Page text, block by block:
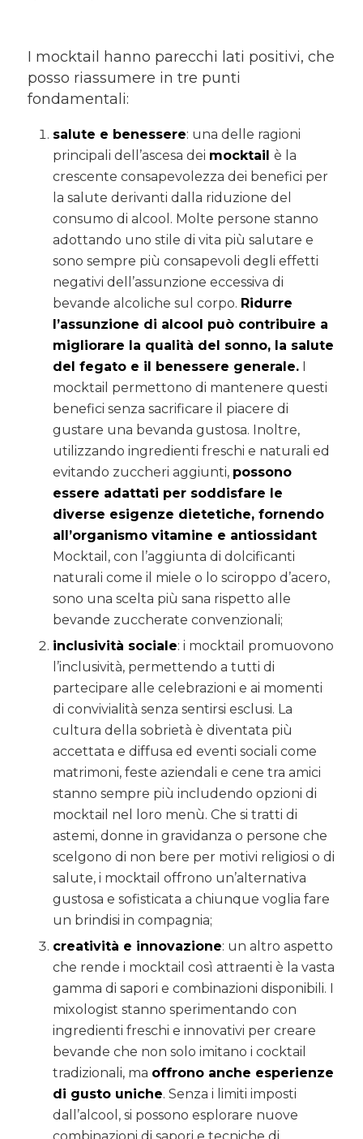
I mocktail hanno parecchi lati positivi, che
posso riassumere in tre punti
fondamentali:
salute e benessere: una delle ragioni
principali dell’ascesa dei mocktail è la
crescente consapevolezza dei benefici per
la salute derivanti dalla riduzione del
consumo di alcool. Molte persone stanno
adottando uno stile di vita più salutare e
sono sempre più consapevoli degli effetti
negativi dell’assunzione eccessiva di
bevande alcoliche sul corpo. Ridurre
l’assunzione di alcool può contribuire a
migliorare la qualità del sonno, la salute
del fegato e il benessere generale.I
mocktail permettono di mantenere questi
benefici senza sacrificare il piacere di
gustare una bevanda gustosa. Inoltre,
utilizzando ingredienti freschi e naturali ed
evitando zuccheri aggiunti, possono
essere adattati per soddisfare le
diverse esigenze dietetiche, fornendo
all’organismo vitamine e antiossidant
Mocktail, con l’aggiunta di dolcificanti
naturali come il miele o lo sciroppo d’acero,
sono una scelta più sana rispetto alle
bevande zuccherate convenzionali;
inclusività sociale: i mocktail promuovono
l’inclusività, permettendo a tutti di
partecipare alle celebrazioni e ai momenti
di convivialità senza sentirsi esclusi. La
cultura della sobrietà è diventata più
accettata e diffusa ed eventi sociali come
matrimoni, feste aziendali e cene tra amici
stanno sempre più includendo opzioni di
mocktail nel loro menù. Che si tratti di
astemi, donne in gravidanza o persone che
scelgono di non bere per motivi religiosi o di
salute, i mocktail offrono un’alternativa
gustosa e sofisticata a chiunque voglia fare
un brindisi in compagnia;
creatività e innovazione: un altro aspetto
che rende i mocktail così attraenti è la vasta
gamma di sapori e combinazioni disponibili. I
mixologist stanno sperimentando con
ingredienti freschi e innovativi per creare
bevande che non solo imitano i cocktail
tradizionali, ma offrono anche esperienze
di gusto uniche. Senza i limiti imposti
dall’alcool, si possono esplorare nuove